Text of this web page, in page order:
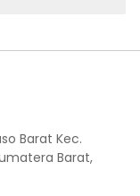
Barat Kec.
Barat,